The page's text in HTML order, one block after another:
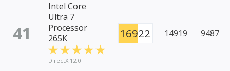
41
Intel Core
Ultra 7
Processor
265K
DirectX 12.0
16922 14919 9487